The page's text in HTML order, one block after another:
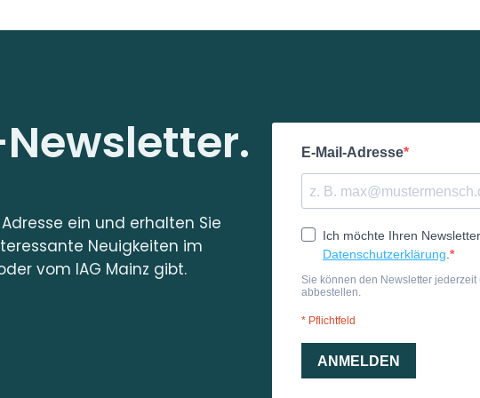
ein und erhalten Sie
Neuigkeiten im
vom IAG Mainz gibt.